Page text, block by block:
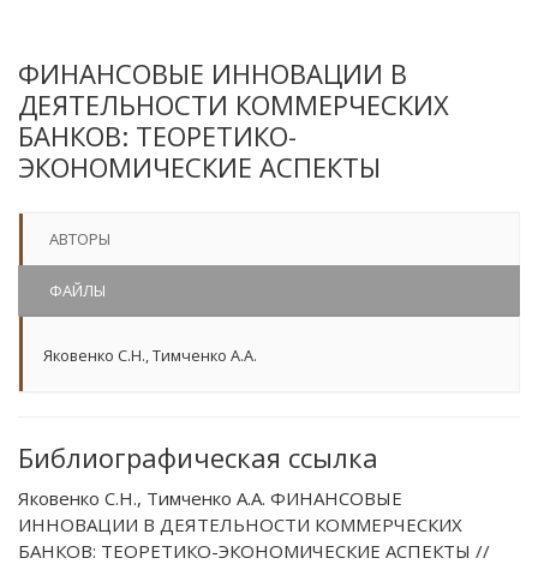
ФИНАНСОВЫЕ ИННОВАЦИИ В
ДЕЯТЕЛЬНОСТИ КОММЕРЧЕСКИХ
БАНКОВ: ТЕОРЕТИКО-
ЭКОНОМИЧЕСКИЕ АСПЕКТЫ
АВТОРЫ
ФАЙЛЫ
Яковенко С.Н.,Тимченко А.А.
Библиографическая ссылка
Яковенко С.Н., Тимченко А.А. ФИНАНСОВЫЕ
ИННОВАЦИИ В ДЕЯТЕЛЬНОСТИ КОММЕРЧЕСКИХ
БАНКОВ: ТЕОРЕТИКО-ЭКОНОМИЧЕСКИЕ АСПЕКТЫ //